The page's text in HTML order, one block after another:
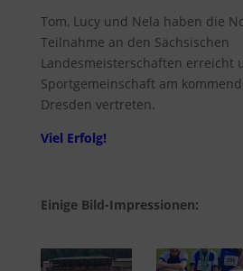
Tom, Lucy und Nela haben die
Teilnahme an den Sächsischen
Landesmeisterschaften erreicht
Sportgemeinschaft am
Dresden vertreten.
Viel Erfolg!
Einige Bild-Impressionen: